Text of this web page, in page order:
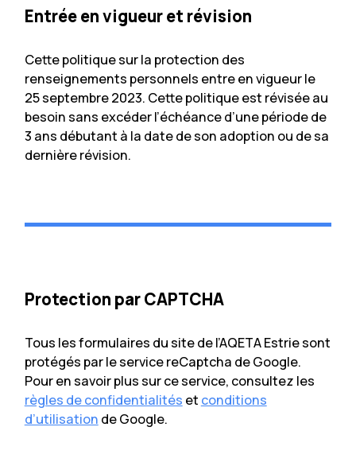
Entrée en vigueur et révision
Cette politique sur la protection des
renseignements personnels entre en vigueur le
25 septembre 2023. Cette politique est révisée au
besoin sans excéder l’échéance d’une période de
3 ans débutant à la date de son adoption ou de sa
dernière révision.
Protection par CAPTCHA
Tous les formulaires du site de l’AQETA Estrie sont
protégés par le service reCaptcha de Google.
Pour en savoir plus sur ce service, consultez les
règles de confidentialités et conditions
d’utilisation de Google.